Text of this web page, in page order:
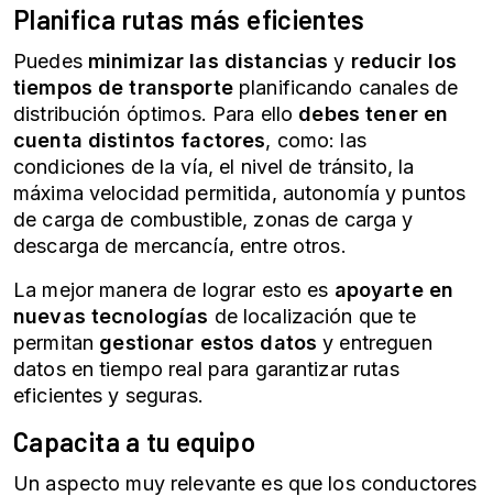
Planifica rutas más eficientes
Puedes minimizar las distancias y reducir los
tiempos de transporte planificando canales de
distribución óptimos. Para ello debes tener en
cuenta distintos factores, como: las
condiciones de la vía, el nivel de tránsito, la
máxima velocidad permitida, autonomía y puntos
de carga de combustible, zonas de carga y
descarga de mercancía, entre otros.
La mejor manera de lograr esto es apoyarte en
nuevas tecnologías de localización que te
permitan gestionar estos datos y entreguen
datos en tiempo real para garantizar rutas
eficientes y seguras.
Capacita a tu equipo
Un aspecto muy relevante es que los conductores